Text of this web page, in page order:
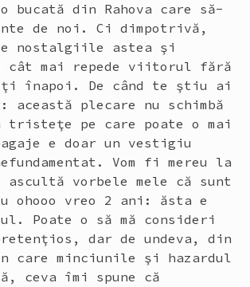
bucată din Rahova care să-
de noi. Ci dimpotrivă,
nostalgiile astea şi
cât mai repede viitorul fără
înapoi. De când te ştiu ai
plecare nu schimbă
tristeţe pe care poate o mai
e doar un vestigiu
Vom fi mereu la
vorbele mele că sunt
ohooo vreo 2 ani: ăsta e
Poate o să mă consideri
dar de undeva, din
care minciunile şi hazardul
ceva îmi spune că